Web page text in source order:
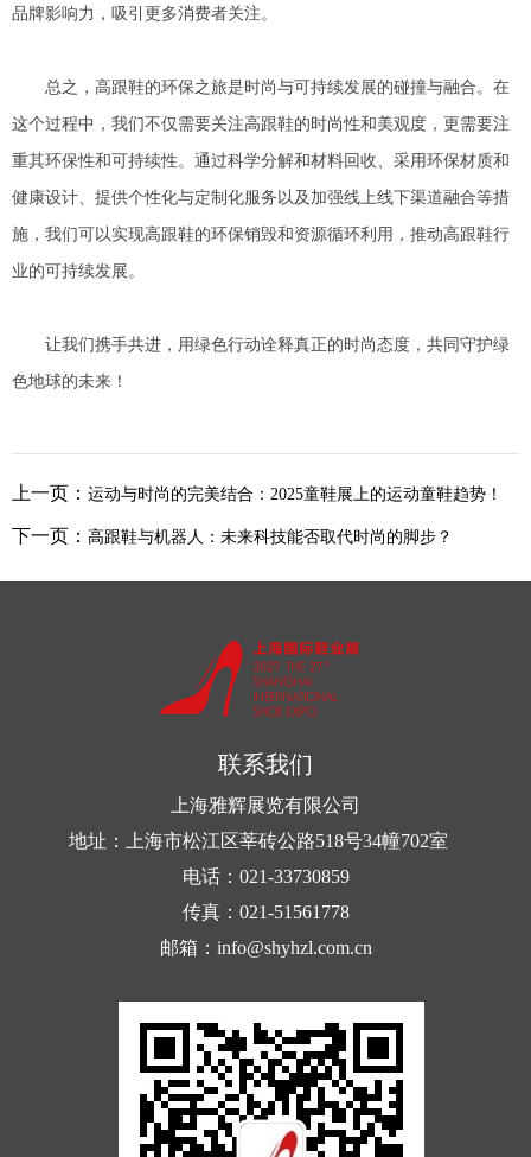
品牌影响力，吸引更多消费者关注。
总之，高跟鞋的环保之旅是时尚与可持续发展的碰撞与融合。在
这个过程中，我们不仅需要关注高跟鞋的时尚性和美观度，更需要注
重其环保性和可持续性。通过科学分解和材料回收、采用环保材质和
健康设计、提供个性化与定制化服务以及加强线上线下渠道融合等措
施，我们可以实现高跟鞋的环保销毁和资源循环利用，推动高跟鞋行
业的可持续发展。
让我们携手共进，用绿色行动诠释真正的时尚态度，共同守护绿
色地球的未来！
上一页： 运动与时尚的完美结合：2025童鞋展上的运动童鞋趋势！
下一页： 高跟鞋与机器人：未来科技能否取代时尚的脚步？
联系我们
上海雅辉展览有限公司
地址：上海市松江区莘砖公路518号34幢702室
电话：021-33730859
传真：021-51561778
邮箱：info@shyhzl.com.cn